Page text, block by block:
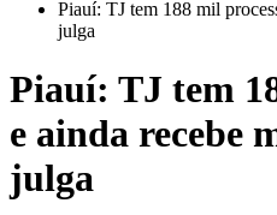
Piauí: TJ tem 188 mil
julga
Piauí: TJ tem
e ainda recebe
julga